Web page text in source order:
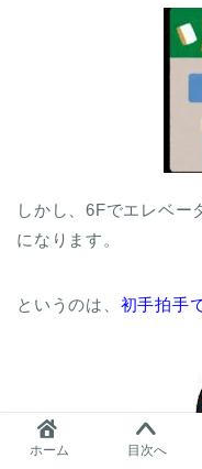
しかし、6Fでエレベー
になります。
というのは、 初手拍手
ホーム 目次へ
麻